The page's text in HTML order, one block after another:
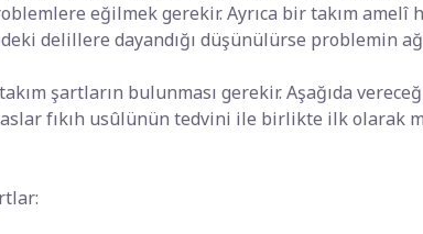
eğilmek gerekir. Ayrıca bir takım amelî
delillere dayandığı düşünülürse problemin
şartların bulunması gerekir. Aşağıda
fıkıh usûlünün tedvini ile birlikte ilk olarak